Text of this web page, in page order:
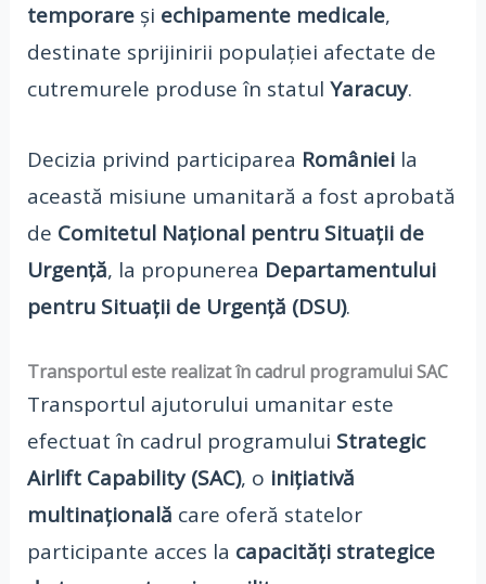
temporareși echipamente medicale,
destinate sprijinirii populației afectate de
cutremurele produse în statul Yaracuy.
Decizia privind participarea Românieila
această misiune umanitară a fost aprobată
de Comitetul Național pentru Situații de
Urgență, la propunerea Departamentului
pentru Situații de Urgență (DSU).
Transportul este realizat în cadrul programului SAC
Transportul ajutorului umanitar este
efectuat în cadrul programului Strategic
Airlift Capability (SAC), o inițiativă
multinațională care oferă statelor
participante acces la capacități strategice